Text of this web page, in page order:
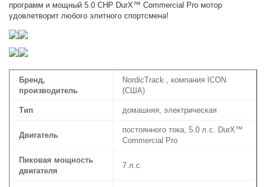
программ и мощный 5.0 CHP DurX™ Commercial Pro мотор
удовлетворит любого элитного спортсмена!
Бренд,
производитель
NordicTrack , компания ICON
(США)
Тип домашняя, электрическая
Двигатель
постоянного тока, 5.0 л.с. DurX™
Commercial Pro
Пиковая мощность
двигателя
7 л.с.